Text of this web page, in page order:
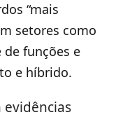
“mais
setores como
funções e
e híbrido.